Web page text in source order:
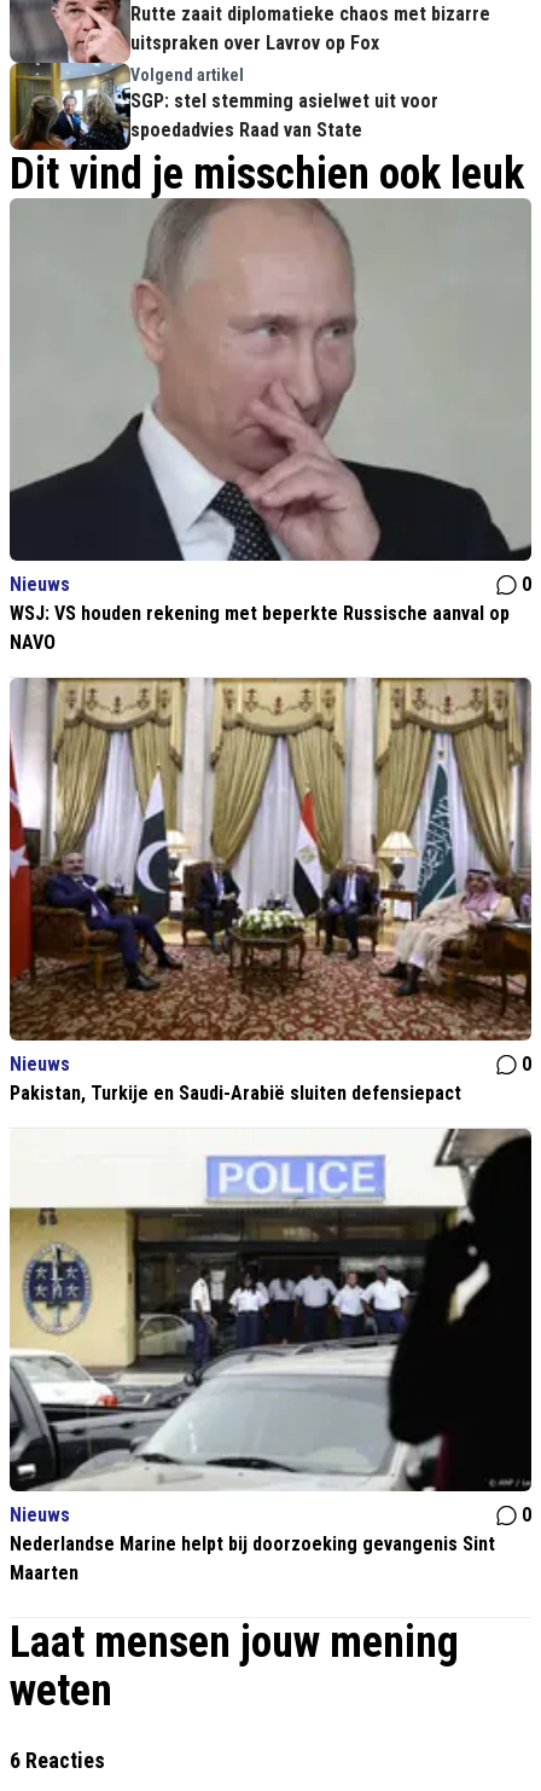
Rutte zaait diplomatieke chaos met bizarre
uitspraken over Lavrov op Fox
Volgend artikel
SGP: stel stemming asielwet uit voor
spoedadvies Raad van State
Dit vind je misschien ook leuk
Nieuws
0
WSJ: VS houden rekening met beperkte Russische aanval op
NAVO
Nieuws
0
Pakistan, Turkije en Saudi-Arabië sluiten defensiepact
Nieuws
0
Nederlandse Marine helpt bij doorzoeking gevangenis Sint
Maarten
Laat mensen jouw mening
weten
6 Reacties